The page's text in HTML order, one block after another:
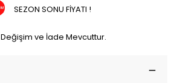
SEZON SONU FİYATI !
Değişim ve İade Mevcuttur.